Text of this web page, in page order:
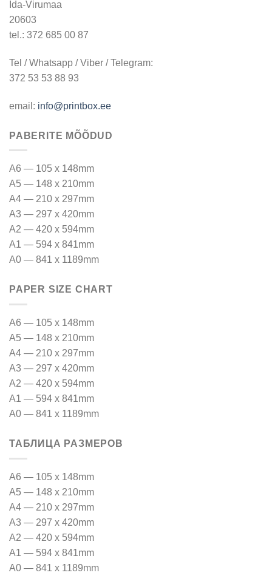
Ida-Virumaa
20603
tel.: 372 685 00 87
Tel / Whatsapp / Viber / Telegram:
372 53 53 88 93
email: info@printbox.ee
PABERITE MÕÕDUD
A6 — 105 x 148mm
A5 — 148 x 210mm
A4 — 210 x 297mm
A3 — 297 x 420mm
A2 — 420 x 594mm
A1 — 594 x 841mm
A0 — 841 x 1189mm
PAPER SIZE CHART
A6 — 105 x 148mm
A5 — 148 x 210mm
A4 — 210 x 297mm
A3 — 297 x 420mm
A2 — 420 x 594mm
A1 — 594 x 841mm
A0 — 841 x 1189mm
ТАБЛИЦА РАЗМЕРОВ
A6 — 105 x 148mm
A5 — 148 x 210mm
A4 — 210 x 297mm
A3 — 297 x 420mm
A2 — 420 x 594mm
A1 — 594 x 841mm
A0 — 841 x 1189mm